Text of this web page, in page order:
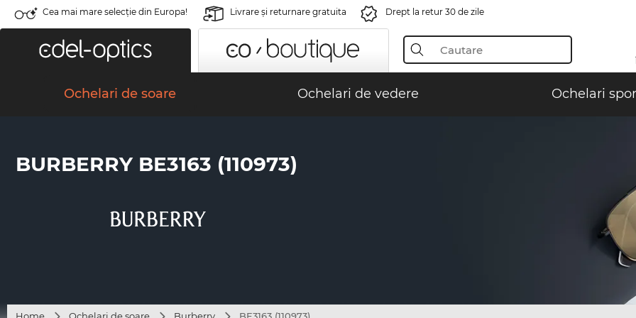
Cea mai mare selecție din Europa! Livrare şi returnare gratuita Drept la retur 30 de zile
Ochelari de soare Ochelari de vedere Ochelari
BURBERRY BE3163 (110973)